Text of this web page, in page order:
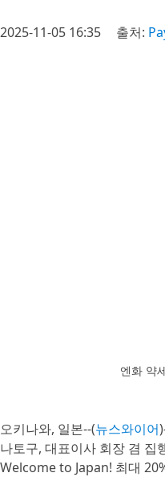
2025-11-05 16:35 출처:
엔화 약
오키나와, 일본--(뉴스와이어
나토구, 대표이사 회장 겸 집
Welcome to Japan! 최대